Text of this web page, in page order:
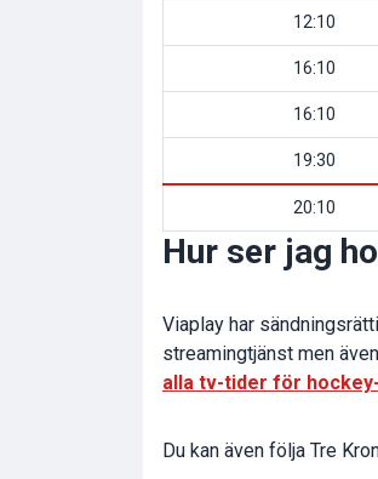
12:10
16:10
16:10
19:30
20:10
Hur ser jag
Viaplay har
streamingtjänst men
alla tv-tider för
Du kan även följa Tre